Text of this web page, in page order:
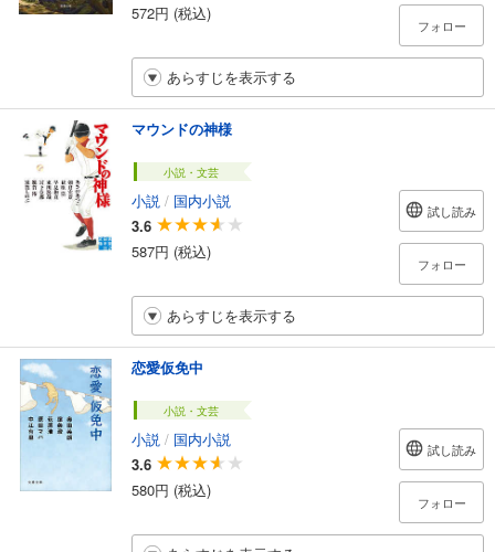
572円 (税込)
フォロー
あらすじを表示する
マウンドの神様
小説・文芸
小説 / 国内小説
3.6
587円 (税込)
試し読み
フォロー
あらすじを表示する
恋愛仮免中
小説・文芸
小説 / 国内小説
3.6
580円 (税込)
試し読み
フォロー